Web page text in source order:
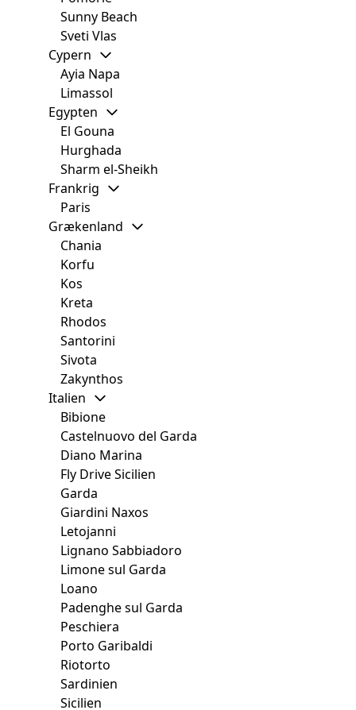
Sunny Beach
Sveti Vlas
Cypern
Ayia Napa
Limassol
Egypten
El Gouna
Hurghada
Sharm el-Sheikh
Frankrig
Paris
Grækenland
Chania
Korfu
Kos
Kreta
Rhodos
Santorini
Sivota
Zakynthos
Italien
Bibione
Castelnuovo del Garda
Diano Marina
Fly Drive Sicilien
Garda
Giardini Naxos
Letojanni
Lignano Sabbiadoro
Limone sul Garda
Loano
Padenghe sul Garda
Peschiera
Porto Garibaldi
Riotorto
Sardinien
Sicilien